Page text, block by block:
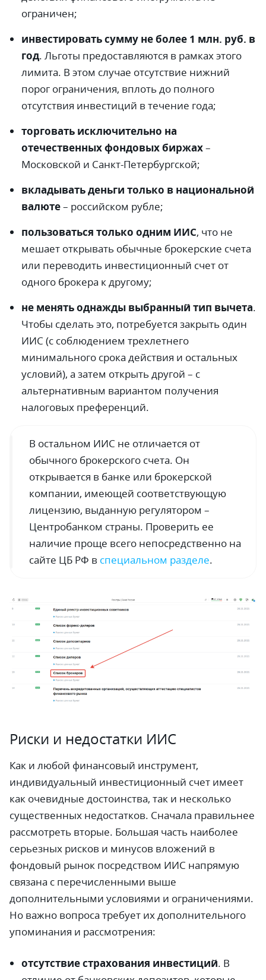
ограничен;
инвестировать сумму не более 1 млн. руб. в
год. Льготы предоставляются в рамках этого
лимита. В этом случае отсутствие нижний
порог ограничения, вплоть до полного
отсутствия инвестиций в течение года;
торговать исключительно на
отечественных фондовых биржах–
Московской и Санкт-Петербургской;
вкладывать деньги только в национальной
валюте– российском рубле;
пользоваться только одним ИИС, что не
мешает открывать обычные брокерские счета
или переводить инвестиционный счет от
одного брокера к другому;
не менять однажды выбранный тип вычета.
Чтобы сделать это, потребуется закрыть один
ИИС (с соблюдением трехлетнего
минимального срока действия и остальных
условий), а затем открыть другой – с
альтернативным вариантом получения
налоговых преференций.
В остальном ИИС не отличается от
обычного брокерского счета. Он
открывается в банке или брокерской
компании, имеющей соответствующую
лицензию, выданную регулятором –
Центробанком страны. Проверить ее
наличие проще всего непосредственно на
сайте ЦБ РФ в специальном разделе.
Риски и недостатки ИИС
Как и любой финансовый инструмент,
индивидуальный инвестиционный счет имеет
как очевидные достоинства, так и несколько
существенных недостатков. Сначала правильнее
рассмотреть вторые. Большая часть наиболее
серьезных рисков и минусов вложений в
фондовый рынок посредством ИИС напрямую
связана с перечисленными выше
дополнительными условиями и ограничениями.
Но важно вопроса требует их дополнительного
упоминания и рассмотрения:
отсутствие страхования инвестиций. В